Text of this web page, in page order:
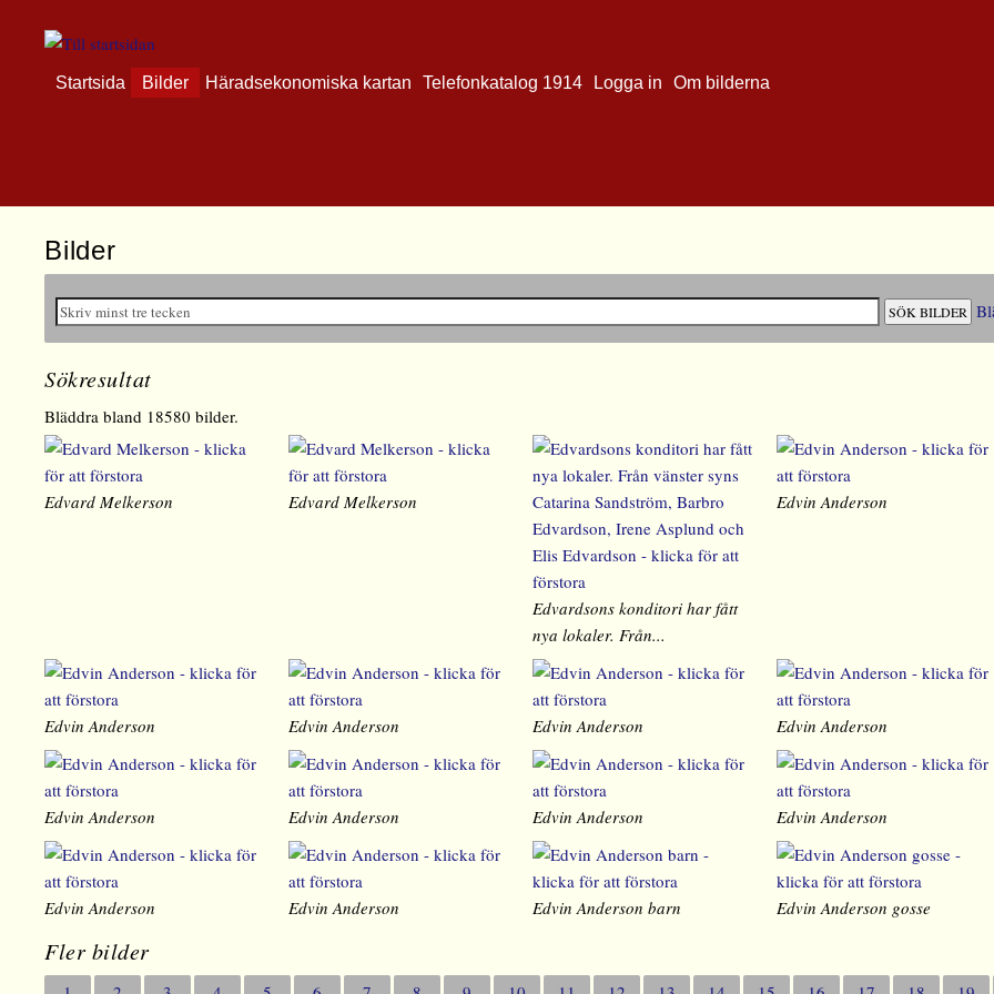
Startsida Bilder Häradsekonomiska kartan Telefonkatalog 1914 Logga in Om bilderna
Bilder
Sökresultat
Bläddra bland 18580 bilder.
Edvard Melkerson Edvard Melkerson
Edvardsons konditori har fått
nya lokaler. Från...
Edvin Anderson
Edvin Anderson Edvin Anderson Edvin Anderson Edvin Anderson
Edvin Anderson Edvin Anderson Edvin Anderson Edvin Anderson
Edvin Anderson Edvin Anderson Edvin Anderson barn Edvin Anderson gosse
Fler bilder